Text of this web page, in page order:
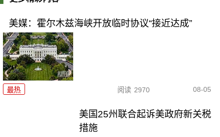
美媒：霍尔木兹海峡开放临时协议“接近达成”
最热 阅读 2970 08-05
美国25州联合起诉美政府新关税
措施